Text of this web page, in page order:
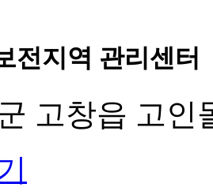
전지역 관리센터
고창읍 고인